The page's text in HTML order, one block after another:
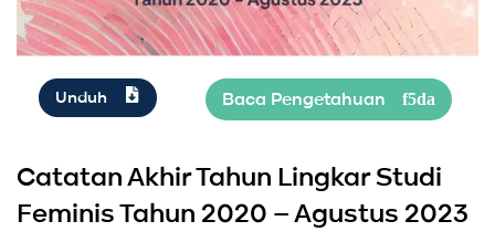
Unduh
Catatan Akhir Tahun Lingkar Studi
Feminis Tahun 2020 – Agustus 2023